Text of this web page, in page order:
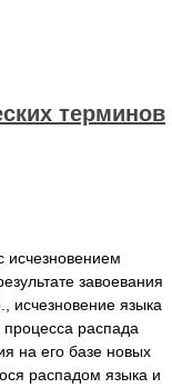
терминов
исчезновением
завоевания
исчезновение языка
процесса распада
на его базе новых
распадом языка и